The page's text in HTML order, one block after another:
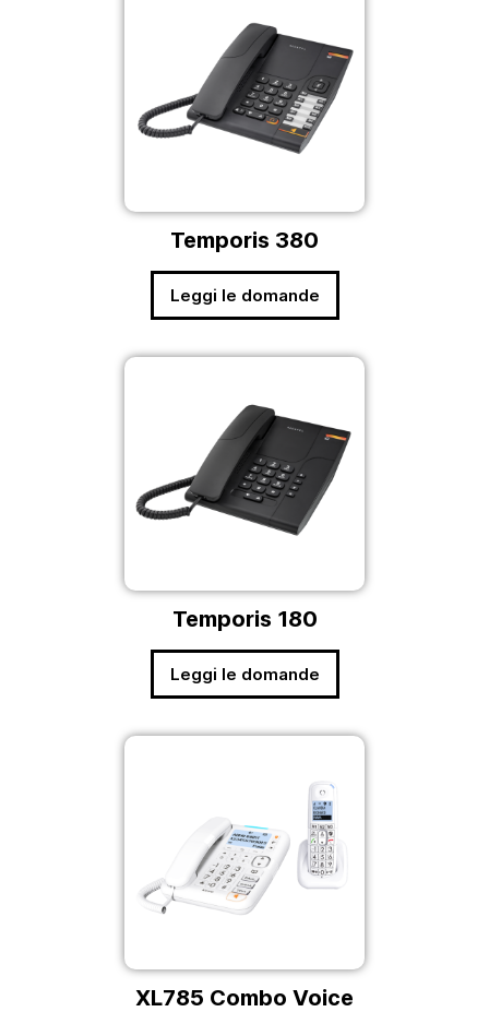
Temporis 380
Leggi le domande
Temporis 180
Leggi le domande
XL785 Combo Voice